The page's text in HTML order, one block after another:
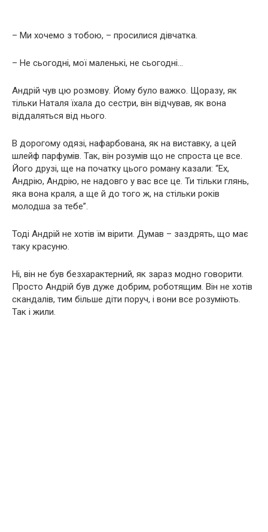
– Ми хочемо з тобою, – просилися дівчатка.
– Не сьогодні, мої маленькі, не сьогодні…
Андрій чув цю розмову. Йому було важко. Щоразу, як
тільки Наталя їхала до сестри, він відчував, як вона
віддаляться від нього.
В дорогому одязі, нафарбована, як на виставку, а цей
шлейф парфумів. Так, він розумів що не спроста це все.
Його друзі, ще на початку цього роману казали: “Ех,
Андрію, Андрію, не надовго у вас все це. Ти тільки глянь,
яка вона краля, а ще й до того ж, на стільки років
молодша за тебе”.
Тоді Андрій не хотів їм вірити. Думав – заздрять, що має
таку красуню.
Ні, він не був безхарактерний, як зараз модно говорити.
Просто Андрій був дуже добрим, роботящим. Він не хотів
скандалів, тим більше діти поруч, і вони все розуміють.
Так і жили.